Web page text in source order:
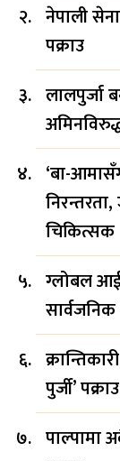
नेपाली
पक्राउ
लालपुर्जा
‘बा-
चिकित्सक
ग्लोबल
सार्वजनिक
पुर्जी’
पाल्पामा